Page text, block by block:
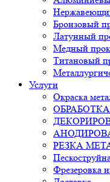
Бронзовый
Латунный
Медный
Титановый
Услуги
Окраска
РЕЗКА
Фрезеровка